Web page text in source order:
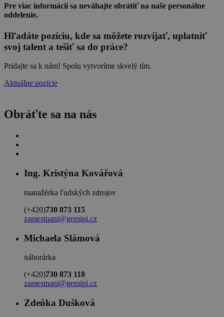
Pre viac informácií sa neváhajte obrátiť na naše personálne
oddelenie.
Hľadáte pozíciu, kde sa môžete rozvíjať, uplatniť
svoj talent a tešiť sa do práce?
Pridajte sa k nám! Spolu vytvoríme skvelý tím.
Aktuálne pozície
Obráťte sa na nás
Ing. Kristýna Kovářová
manažérka ľudských zdrojov
(+420)730 873 115
zamestnani@gemini.cz
Michaela Slámová
náborárka
(+420)730 873 118
zamestnani@gemini.cz
Zdeňka Dušková